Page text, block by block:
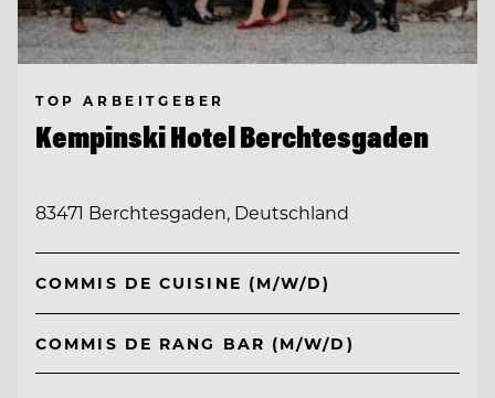
TOP ARBEITGEBER
Kempinski Hotel Berchtesgaden
83471 Berchtesgaden, Deutschland
COMMIS DE CUISINE (M/W/D)
COMMIS DE RANG BAR (M/W/D)